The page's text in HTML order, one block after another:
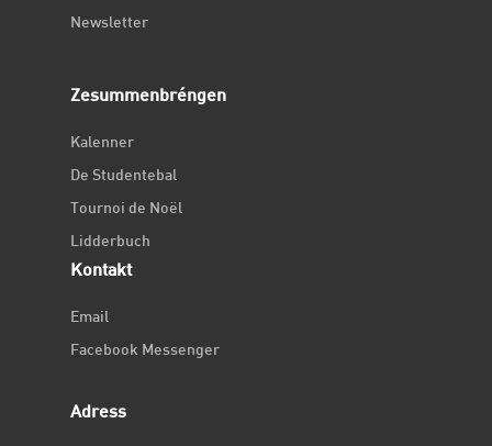
Newsletter
Zesummenbréngen
Kalenner
De Studentebal
Tournoi de Noël
Lidderbuch
Kontakt
Email
Facebook Messenger
Adress